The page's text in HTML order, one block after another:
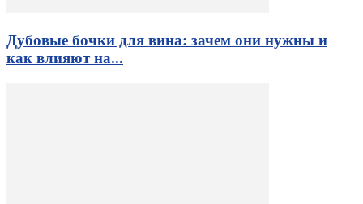
Дубовые бочки для вина: зачем они нужны и
как влияют на...